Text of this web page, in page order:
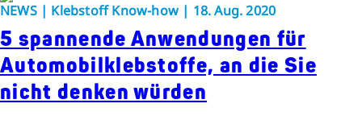
NEWS | Klebstoff Know-how | 18. Aug. 2020
5 spannende Anwendungen für
Automobilklebstoffe, an die Sie
nicht denken würden